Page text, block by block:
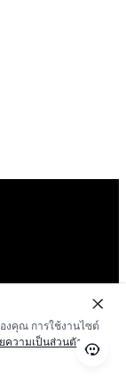
งคุณ การใช้งานไซต์
ความเป็นส่วนตัว ของ